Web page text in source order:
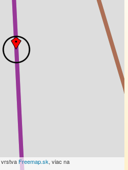
vrstva Freemap.sk, viac na